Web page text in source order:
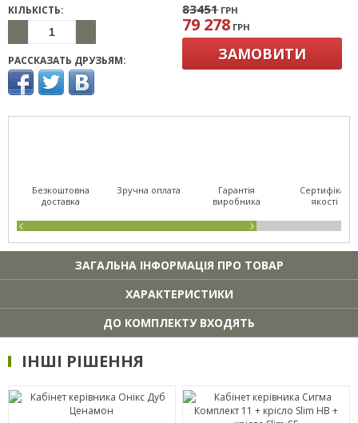
83451 ГРН
79 278 ГРН
ЗАМОВИТИ
КІЛЬКІСТЬ:
РАССКАЗАТЬ ДРУЗЬЯМ:
Безкоштовна
доставка
Зручна оплата
Гарантія
виробника
Сертифікат
якості
ЗАГАЛЬНА ІНФОРМАЦІЯ ПРО ТОВАР
ХАРАКТЕРИСТИКИ
ДО КОМПЛЕКТУ ВХОДЯТЬ
ІНШІ РІШЕННЯ